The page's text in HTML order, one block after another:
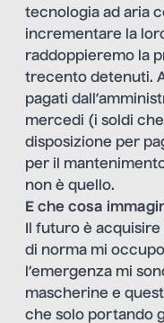
tecnologia ad aria
incrementare la
raddoppieremo la
trecento detenuti.
pagati
mercedi (i soldi
disposizione per
per il
non è quello.
E che cosa
Il futuro è
di norma mi
l’emergenza mi
mascherine e
che solo portando